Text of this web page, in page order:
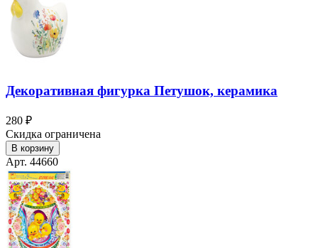
Декоративная фигурка Петушок, керамика
280 ₽
Скидка ограничена
В корзину
Арт. 44660